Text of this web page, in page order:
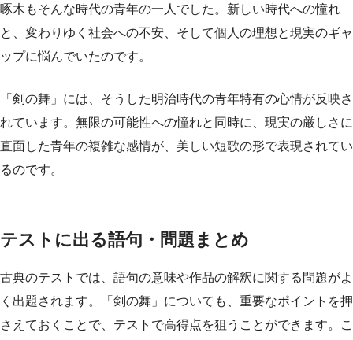
啄木もそんな時代の青年の一人でした。新しい時代への憧れ
と、変わりゆく社会への不安、そして個人の理想と現実のギャ
ップに悩んでいたのです。
「剣の舞」には、そうした明治時代の青年特有の心情が反映さ
れています。無限の可能性への憧れと同時に、現実の厳しさに
直面した青年の複雑な感情が、美しい短歌の形で表現されてい
るのです。
テストに出る語句・問題まとめ
古典のテストでは、語句の意味や作品の解釈に関する問題がよ
く出題されます。「剣の舞」についても、重要なポイントを押
さえておくことで、テストで高得点を狙うことができます。こ